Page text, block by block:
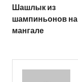
Шашлык из
шампиньонов на
мангале